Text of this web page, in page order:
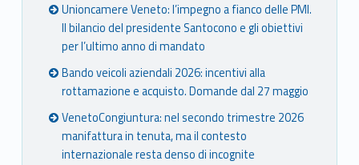
Unioncamere Veneto: l’impegno a fianco delle PMI.
Il bilancio del presidente Santocono e gli obiettivi
per l’ultimo anno di mandato
Bando veicoli aziendali 2026: incentivi alla
rottamazione e acquisto. Domande dal 27 maggio
VenetoCongiuntura: nel secondo trimestre 2026
manifattura in tenuta, ma il contesto
internazionale resta denso di incognite